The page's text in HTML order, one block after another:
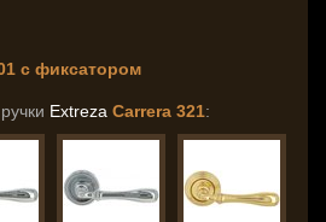
с фиксатором
Extreza Carrera 321: